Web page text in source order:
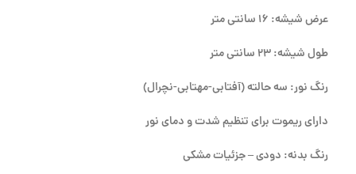
عرض شیشه: 16 سانتی متر
طول شیشه: 23 سانتی متر
رنگ نور: سه حالته (آفتابی-مهتابی-نچرال)
دارای ریموت برای تنظیم شدت و دمای نور
رنگ بدنه: دودی – جزئیات مشکی